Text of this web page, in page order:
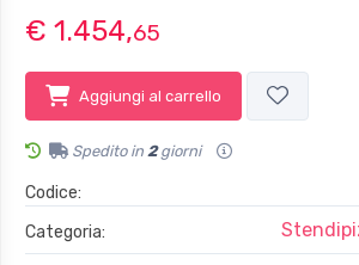
€ 1.454,65
Aggiungi al carrello
Spedito in 2giorni
Codice:
Categoria: